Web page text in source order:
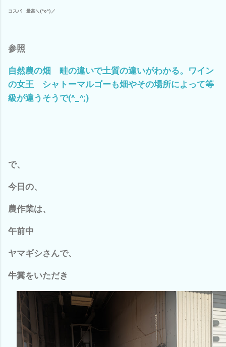
コスパ 最高＼(^o^)／
参照
自然農の畑 畦の違いで土質の違いがわかる。ワイン
の女王 シャトーマルゴーも畑やその場所によって等
級が違うそうで(^_^;)
で、
今日の、
農作業は、
午前中
ヤマギシさんで、
牛糞をいただき